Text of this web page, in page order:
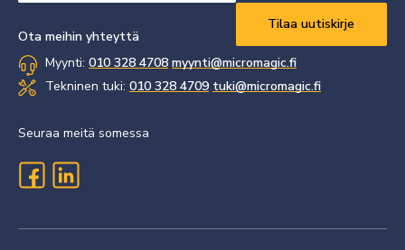
Ota meihin yhteyttä
Myynti: 010 328 4708 myynti@micromagic.fi
Tekninen tuki: 010 328 4709 tuki@micromagic.fi
Seuraa meitä somessa